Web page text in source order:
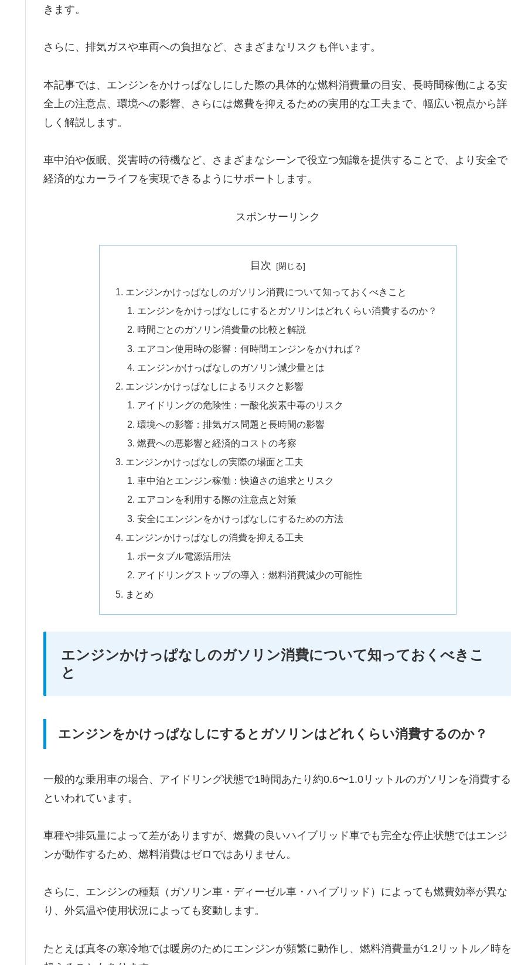
きます。
さらに、排気ガスや車両への負担など、さまざまなリスクも伴います。
本記事では、エンジンをかけっぱなしにした際の具体的な燃料消費量の目安、長時間稼働による安
全上の注意点、環境への影響、さらには燃費を抑えるための実用的な工夫まで、幅広い視点から詳
しく解説します。
車中泊や仮眠、災害時の待機など、さまざまなシーンで役立つ知識を提供することで、より安全で
経済的なカーライフを実現できるようにサポートします。
スポンサーリンク
目次
エンジンかけっぱなしのガソリン消費について知っておくべきこと
エンジンをかけっぱなしにするとガソリンはどれくらい消費するのか？
時間ごとのガソリン消費量の比較と解説
エアコン使用時の影響：何時間エンジンをかければ？
エンジンかけっぱなしのガソリン減少量とは
エンジンかけっぱなしによるリスクと影響
アイドリングの危険性：一酸化炭素中毒のリスク
環境への影響：排気ガス問題と長時間の影響
燃費への悪影響と経済的コストの考察
エンジンかけっぱなしの実際の場面と工夫
車中泊とエンジン稼働：快適さの追求とリスク
エアコンを利用する際の注意点と対策
安全にエンジンをかけっぱなしにするための方法
エンジンかけっぱなしの消費を抑える工夫
ポータブル電源活用法
アイドリングストップの導入：燃料消費減少の可能性
まとめ
エンジンかけっぱなしのガソリン消費について知っておくべきこ
と
エンジンをかけっぱなしにするとガソリンはどれくらい消費するのか？
一般的な乗用車の場合、アイドリング状態で1時間あたり約0.6〜1.0リットルのガソリンを消費する
といわれています。
車種や排気量によって差がありますが、燃費の良いハイブリッド車でも完全な停止状態ではエンジ
ンが動作するため、燃料消費はゼロではありません。
さらに、エンジンの種類（ガソリン車・ディーゼル車・ハイブリッド）によっても燃費効率が異な
り、外気温や使用状況によっても変動します。
たとえば真冬の寒冷地では暖房のためにエンジンが頻繁に動作し、燃料消費量が1.2リットル／時を